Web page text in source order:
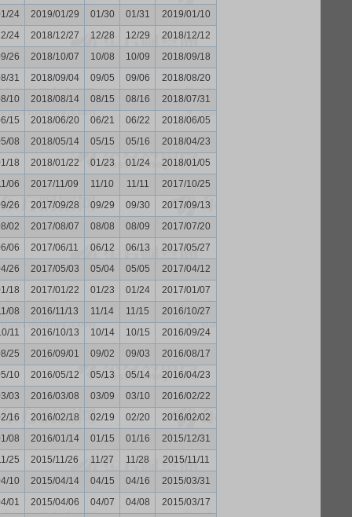
24 2019/01/29 01/30 01/31
2019/01/10
24 2018/12/27 12/28 12/29
2018/12/12
26 2018/10/07 10/08 10/09
2018/09/18
31 2018/09/04 09/05 09/06
2018/08/20
10 2018/08/14 08/15 08/16
2018/07/31
15 2018/06/20 06/21 06/22
2018/06/05
08 2018/05/14 05/15 05/16
2018/04/23
18 2018/01/22 01/23 01/24
2018/01/05
06 2017/11/09 11/10 11/11
2017/10/25
26 2017/09/28 09/29 09/30
2017/09/13
02 2017/08/07 08/08 08/09
2017/07/20
06 2017/06/11 06/12 06/13
2017/05/27
26 2017/05/03 05/04 05/05
2017/04/12
18 2017/01/22 01/23 01/24
2017/01/07
08 2016/11/13 11/14 11/15
2016/10/27
11 2016/10/13 10/14 10/15
2016/09/24
25 2016/09/01 09/02 09/03
2016/08/17
10 2016/05/12 05/13 05/14
2016/04/23
03 2016/03/08 03/09 03/10
2016/02/22
16 2016/02/18 02/19 02/20
2016/02/02
08 2016/01/14 01/15 01/16
2015/12/31
25 2015/11/26 11/27 11/28
2015/11/11
10 2015/04/14 04/15 04/16
2015/03/31
01 2015/04/06 04/07 04/08
2015/03/17